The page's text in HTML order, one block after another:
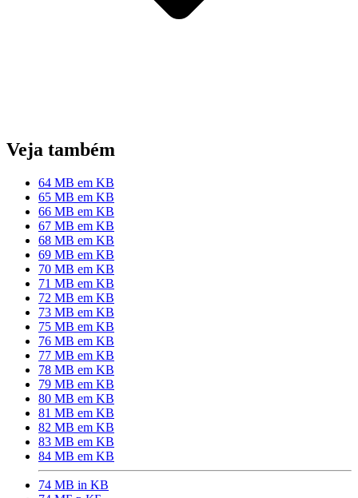
Veja também
64 MB em KB
65 MB em KB
66 MB em KB
67 MB em KB
68 MB em KB
69 MB em KB
70 MB em KB
71 MB em KB
72 MB em KB
73 MB em KB
75 MB em KB
76 MB em KB
77 MB em KB
78 MB em KB
79 MB em KB
80 MB em KB
81 MB em KB
82 MB em KB
83 MB em KB
84 MB em KB
74 MB in KB